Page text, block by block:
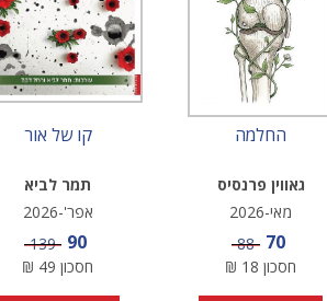
החלמה
גאווין פרנסיס
מאי-2026
מחיר מבצע
70 מחיר
88
חסכון 18
₪
קו של אור
תמר לביא
אפר'-2026
מחיר מבצע
90 מחיר
139
חסכון 49
₪